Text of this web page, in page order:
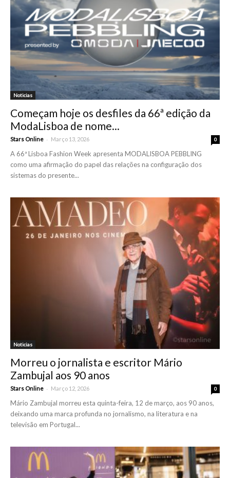
Noticias
Começam hoje os desfiles da 66ª edição da
ModaLisboa de nome...
Stars Online - Março 13, 2026 0
A 66ª Lisboa Fashion Week apresenta MODALISBOA PEBBLING
como uma afirmação do papel das relações na configuração dos
sistemas do presente...
Noticias
Morreu o jornalista e escritor Mário
Zambujal aos 90 anos
Stars Online - Março 12, 2026 0
Mário Zambujal morreu esta quinta-feira, 12 de março, aos 90 anos,
deixando uma marca profunda no jornalismo, na literatura e na
televisão em Portugal...